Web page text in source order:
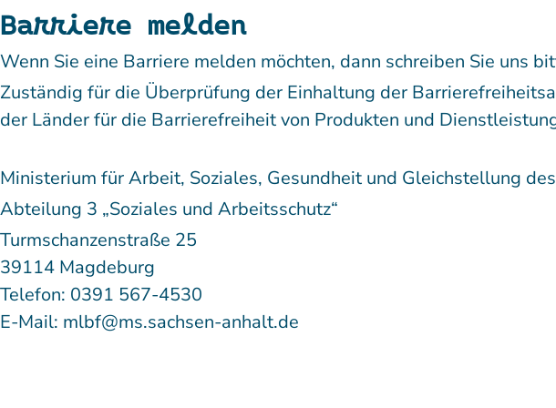
Barriere melden
Wenn Sie eine Barriere melden möchten, dann schreiben Sie uns
Zuständig für die Überprüfung der Einhaltung der
der Länder für die Barrierefreiheit von Produkten und
Ministerium für Arbeit, Soziales, Gesundheit und Gleichstellung
Abteilung 3 „Soziales und Arbeitsschutz“
Turmschanzenstraße 25
39114 Magdeburg
Telefon: 0391 567-4530
E-Mail: mlbf@ms.sachsen-anhalt.de